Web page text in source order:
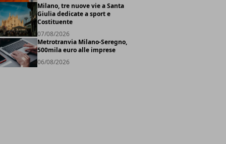
Milano, tre nuove vie a Santa
Giulia dedicate a sport e
Costituente
07/08/2026
Metrotranvia Milano-Seregno,
500mila euro alle imprese
06/08/2026